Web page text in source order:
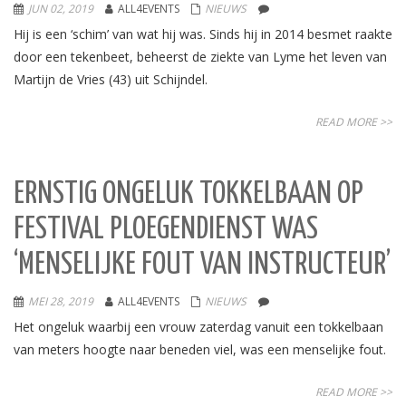
JUN 02, 2019 ALL4EVENTS NIEUWS
Hij is een ‘schim’ van wat hij was. Sinds hij in 2014 besmet raakte
door een tekenbeet, beheerst de ziekte van Lyme het leven van
Martijn de Vries (43) uit Schijndel.
READ MORE >>
ERNSTIG ONGELUK TOKKELBAAN OP
FESTIVAL PLOEGENDIENST WAS
‘MENSELIJKE FOUT VAN INSTRUCTEUR’
MEI 28, 2019 ALL4EVENTS NIEUWS
Het ongeluk waarbij een vrouw zaterdag vanuit een tokkelbaan
van meters hoogte naar beneden viel, was een menselijke fout.
READ MORE >>